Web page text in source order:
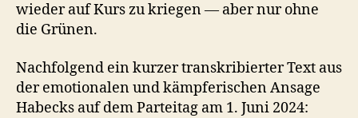
wieder auf Kurs zu kriegen — aber nur ohne
die Grünen.
Nachfolgend ein kurzer transkribierter Text aus
der emotionalen und kämpferischen Ansage
Habecks auf dem Parteitag am 1. Juni 2024: